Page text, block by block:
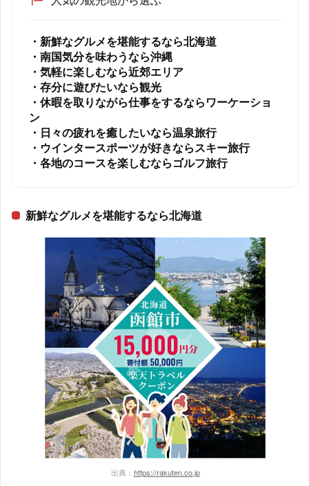
・新鮮なグルメを堪能するなら北海道
・南国気分を味わうなら沖縄
・気軽に楽しむなら近郊エリア
・存分に遊びたいなら観光
・休暇を取りながら仕事をするならワーケーショ
ン
・日々の疲れを癒したいなら温泉旅行
・ウインタースポーツが好きならスキー旅行
・各地のコースを楽しむならゴルフ旅行
新鮮なグルメを堪能するなら北海道
出典： https://rakuten.co.jp